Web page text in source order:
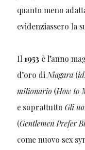
quanto meno
evidenziassero la
Il1953 è l’anno
d’oro diNiagara (id.
milionario(How to
e soprattutto Gli
(Gentlemen Prefer
come nuovo sex